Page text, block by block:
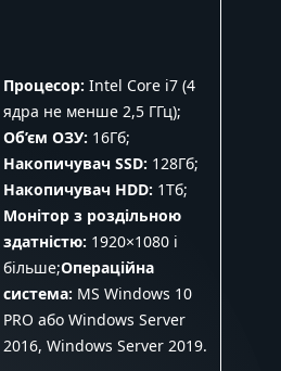
Процесор: Intel Core i7 (4
ядра не менше 2,5 ГГц);
Об’єм ОЗУ: 16Гб;
Накопичувач SSD: 128Гб;
Накопичувач HDD: 1Тб;
Монітор з роздільною
здатністю: 1920×1080 і
більше;Операційна
система: MS Windows 10
PRO або Windows Server
2016, Windows Server 2019.